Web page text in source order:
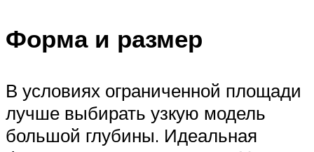
Форма и размер
В условиях ограниченной площади
лучше выбирать узкую модель
большой глубины. Идеальная